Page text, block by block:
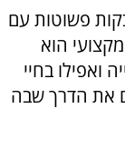
פשוטות עם
הוא
ואפילו בחיי
את הדרך שבה